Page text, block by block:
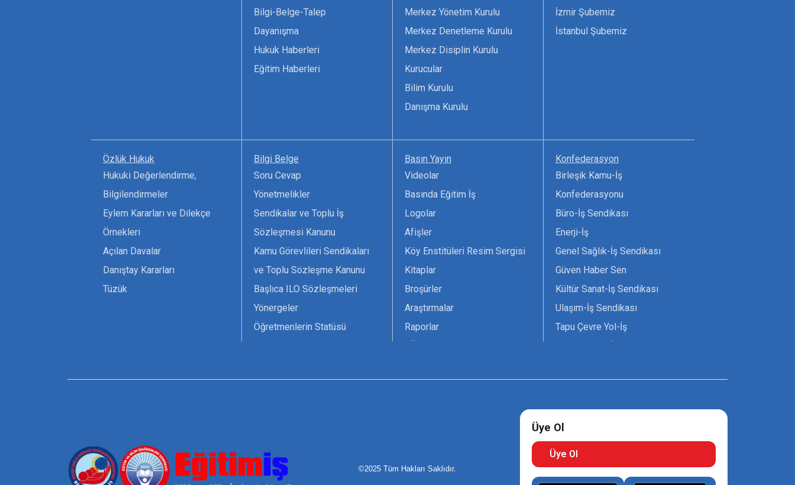
Bilgi-Belge-Talep
Dayanışma
Hukuk Haberleri
Eğitim Haberleri
Merkez Yönetim Kurulu
Merkez Denetleme Kurulu
Merkez Disiplin Kurulu
Kurucular
Bilim Kurulu
Danışma Kurulu
İzmir Şubemiz
İstanbul Şubemiz
Özlük Hukuk
Hukuki Değerlendirme,
Bilgilendirmeler
Eylem Kararları ve Dilekçe
Örnekleri
Açılan Davalar
Danıştay Kararları
Tüzük
Bilgi Belge
Soru Cevap
Yönetmelikler
Sendikalar ve Toplu İş
Sözleşmesi Kanunu
Kamu Görevlileri Sendikaları
ve Toplu Sözleşme Kanunu
Başlıca ILO Sözleşmeleri
Yönergeler
Öğretmenlerin Statüsü
Basın Yayın
Videolar
Basında Eğitim İş
Logolar
Afişler
Köy Enstitüleri Resim Sergisi
Kitaplar
Broşürler
Araştırmalar
Raporlar
Konfederasyon
Birleşik Kamu-İş
Konfederasyonu
Büro-İş Sendikası
Enerji-İş
Genel Sağlık-İş Sendikası
Güven Haber Sen
Kültür Sanat-İş Sendikası
Ulaşım-İş Sendikası
Tapu Çevre Yol-İş
©2025 Tüm Hakları Saklıdır.
Üye Ol
Üye Ol